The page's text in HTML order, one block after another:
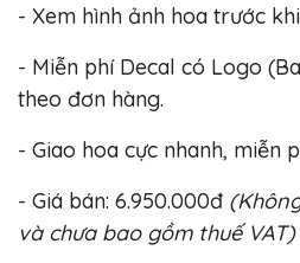
- Xem hình ảnh hoa trước
- Miễn phí Decal có Logo
theo đơn hàng.
- Giao hoa cực nhanh, miễn
- Giá bán: 6.950.000đ
và chưa bao gồm thuế VAT)